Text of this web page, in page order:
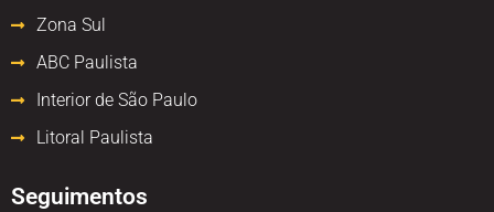
Zona Sul
ABC Paulista
Interior de São Paulo
Litoral Paulista
Seguimentos